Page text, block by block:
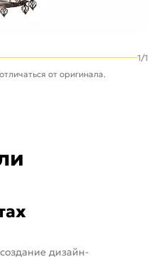
1/1
от оригинала.
дизайн-